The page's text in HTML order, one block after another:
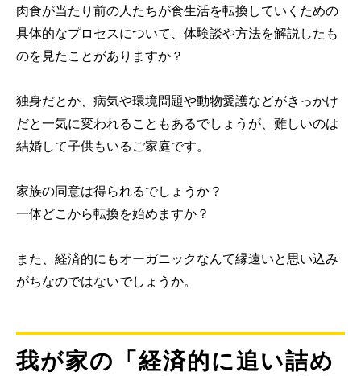
肉食が当たり前の人たちが食生活を転換していくための
具体的なプロセスについて、体験談や方法を解説したも
のを見たことがありますか？
独身だとか、病気や環境問題や動物愛護などがきっかけ
だと一気に変われることもあるでしょうが、難しいのは
結婚して子供もいるご家庭です。
家族の同意は得られるでしょうか？
一体どこから転換を始めますか？
また、経済的にもオーガニックなんて縁遠いと思い込み
がちなのではないでしょうか。
我が家の「経済的に追い詰め